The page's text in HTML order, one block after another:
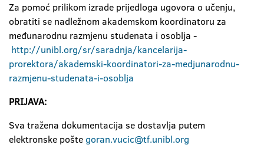
Za pomoć prilikom izrade prijedloga ugovora o učenju,
obratiti se nadležnom akademskom koordinatoru za
međunarodnu razmjenu studenata i osoblja -
http://unibl.org/sr/saradnja/kancelarija-
prorektora/akademski-koordinatori-za-medjunarodnu-
razmjenu-studenata-i-osoblja
PRIJAVA:
Sva tražena dokumentacija se dostavlja putem
elektronske pošte goran.vucic@tf.unibl.org